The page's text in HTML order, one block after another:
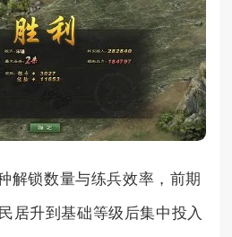
解锁数量与练兵效率，前期
居升到基础等级后集中投入